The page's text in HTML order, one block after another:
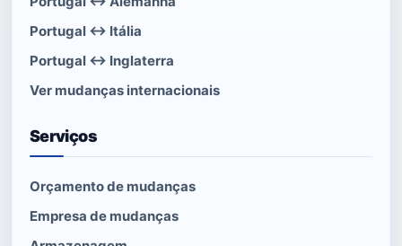
Portugal ↔ Itália
Portugal ↔ Inglaterra
Ver mudanças internacionais
Serviços
Orçamento de mudanças
Empresa de mudanças